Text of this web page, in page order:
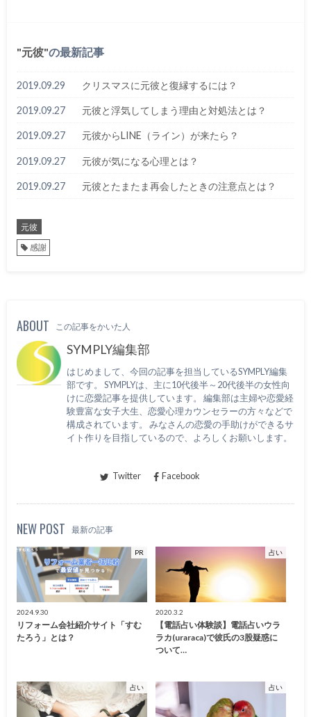
元彼 の最新記事
2019.09.29 クリスマスに元彼と復縁するには？
2019.09.27 元彼と浮気してしまう理由と対処法とは？
2019.09.27 元彼からLINE（ライン）が来たら？
2019.09.27 元彼が気になる心理とは？
2019.09.27 元彼とたまたま再会したときの注意点とは？
元彼
感謝
ABOUT この記事をかいた人
SYMPLY編集部
はじめまして、今回の記事を担当しているSYMPLY編集
部です。 SYMPLYは、主に10代後半～20代後半の女性向
けに恋愛記事を提供しています。 編集部は主婦や恋愛経
験豊富な女子大生、恋愛心理カウンセラーの方々などで
構成されています。 みなさんの恋愛の手助けができるサ
イト作りを目指しているので、よろしくお願いします。
Twitter Facebook
NEW POST 最新の記事
PR
2024.9.30
リフォーム会社紹介サイト「すむ
たろう」とは？
占い
2020.3.2
【電話占い体験談】電話占いウラ
ラカ(uraraca)で彼氏の3股疑惑に
ついて…
占い 占い